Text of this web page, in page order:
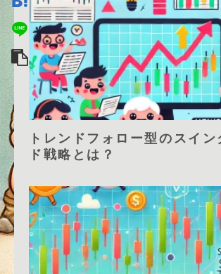
トレンドフォロー型のスイン
ド戦略とは？